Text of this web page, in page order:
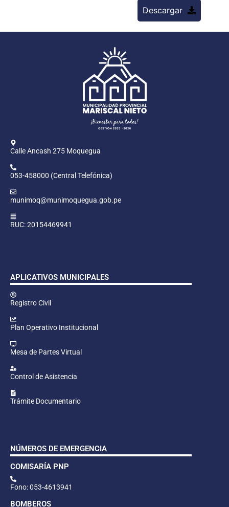
Descargar
Calle Ancash 275 Moquegua
053-458000 (Central Telefónica)
munimoq@munimoquegua.gob.pe
RUC: 20154469941
APLICATIVOS MUNICIPALES
Registro Civil
Plan Operativo Institucional
Mesa de Partes Virtual
Control de Asistencia
Trámite Documentario
NÚMEROS DE EMERGENCIA
COMISARÍA PNP
Fono: 053-4613941
BOMBEROS